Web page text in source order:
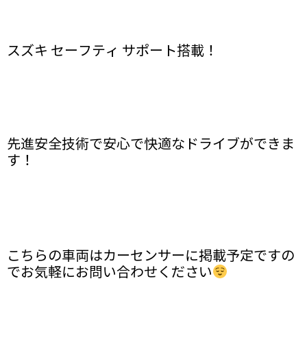
スズキ セーフティ サポート搭載！
先進安全技術で安心で快適なドライブができま
す！
こちらの車両はカーセンサーに掲載予定ですの
でお気軽にお問い合わせください